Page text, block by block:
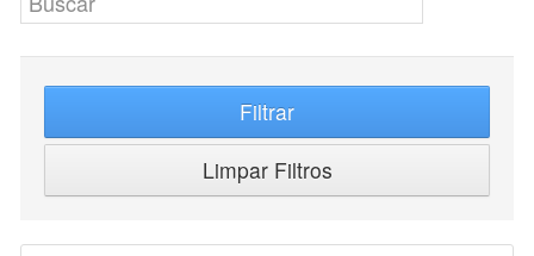
Filtrar
Limpar Filtros